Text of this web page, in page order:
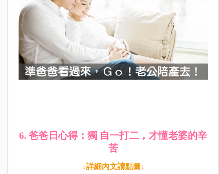
6. 爸爸日心得：獨 自一打二，才懂老婆的辛
苦
↓詳細內文請點圖↓